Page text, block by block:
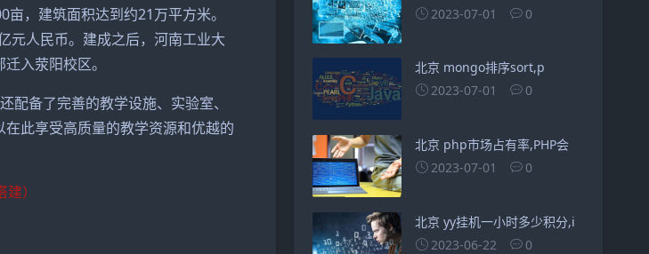
，建筑面积达到约21万平方米。
元人民币。建成之后，河南工业大
入荥阳校区。
备了完善的教学设施、实验室、
此享受高质量的教学资源和优越的
2023-07-01
0
北京 mongo排序sort,p
2023-07-01
0
北京 php市场占有率,PHP会
2023-07-01
0
北京 yy挂机一小时多少积分,i
2023-06-22
0